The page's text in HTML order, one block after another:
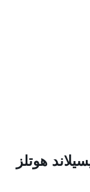
هوتلز